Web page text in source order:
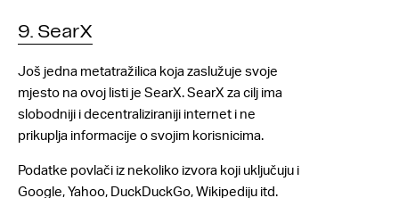
9. SearX
Još jedna metatražilica koja zaslužuje svoje
mjesto na ovoj listi je SearX. SearX za cilj ima
slobodniji i decentraliziraniji internet i ne
prikuplja informacije o svojim korisnicima.
Podatke povlači iz nekoliko izvora koji uključuju i
Google, Yahoo, DuckDuckGo, Wikipediju itd.